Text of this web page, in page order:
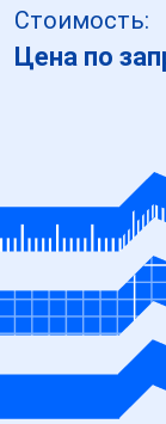
Стоимость:
Цена по